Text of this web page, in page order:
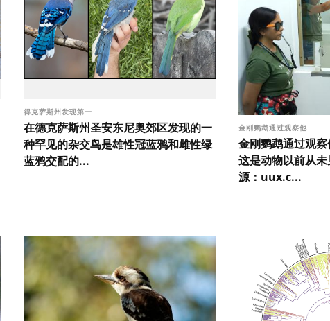
得克萨斯州发现第一
在德克萨斯州圣安东尼奥郊区发现的一
种罕见的杂交鸟是雄性冠蓝鸦和雌性绿
蓝鸦交配的...
金刚鹦鹉通过观察他
金刚鹦鹉通过观察
这是动物以前从
源：uux.c...